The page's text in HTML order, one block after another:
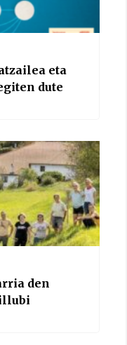
bideoa Hamaika
dute
den